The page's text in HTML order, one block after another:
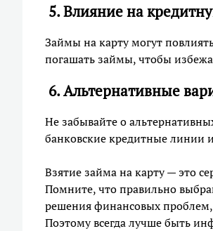
5. Влияние на
Займы на карту могут
погашать займы, чтобы
6. Альтернативные
Не забывайте о
банковские кредитные линии
Взятие займа на карту — это
Помните, что правильно
решения финансовых
Поэтому всегда лучше быть